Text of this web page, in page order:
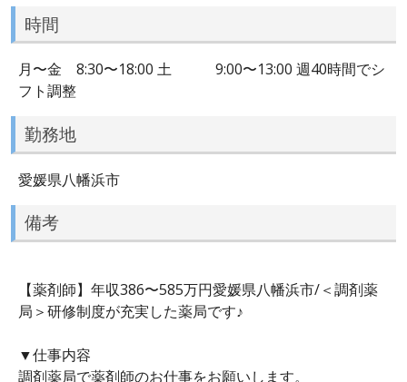
時間
月〜金 8:30〜18:00 土 9:00〜13:00 週40時間でシ
フト調整
勤務地
愛媛県八幡浜市
備考
【薬剤師】年収386〜585万円愛媛県八幡浜市/＜調剤薬
局＞研修制度が充実した薬局です♪
▼仕事内容
調剤薬局で薬剤師のお仕事をお願いします。